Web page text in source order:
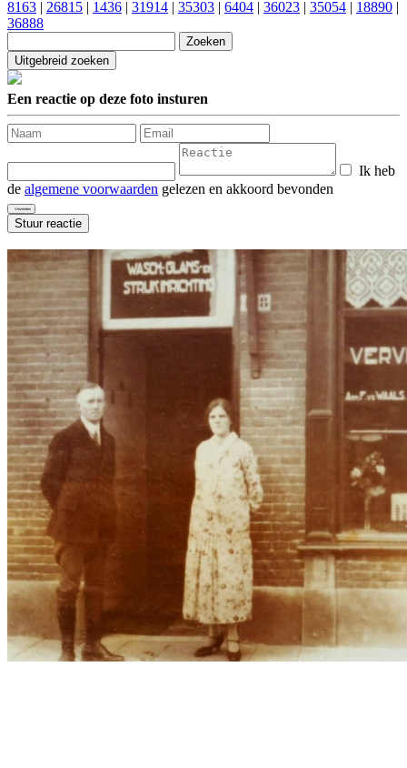
8163 | 26815 | 1436 | 31914 | 35303 | 6404 | 36023 | 35054 | 18890 |
36888
Een reactie op deze foto insturen
Ik heb
de algemene voorwaarden gelezen en akkoord bevonden